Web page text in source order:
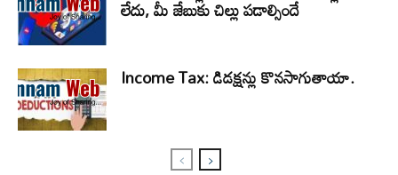
లేదు, మీ జేబుకు చిల్లు పడాల్సిందే
Income Tax: డిడక్షన్లు కొనసాగుతాయా.